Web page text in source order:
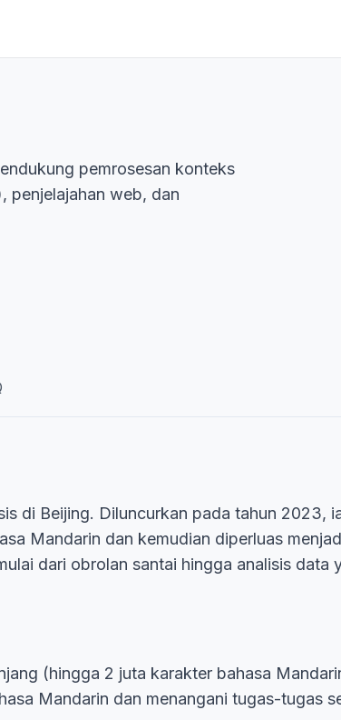
pemrosesan konteks
penjelajahan web, dan
di Beijing. Diluncurkan pada tahun 2023,
Mandarin dan kemudian diperluas
dari obrolan santai hingga analisis data
(hingga 2 juta karakter bahasa
Mandarin dan menangani tugas-tugas